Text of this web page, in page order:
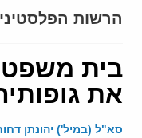
הרשות
בית משפט
את
סא"ל (במיל') יהונתן